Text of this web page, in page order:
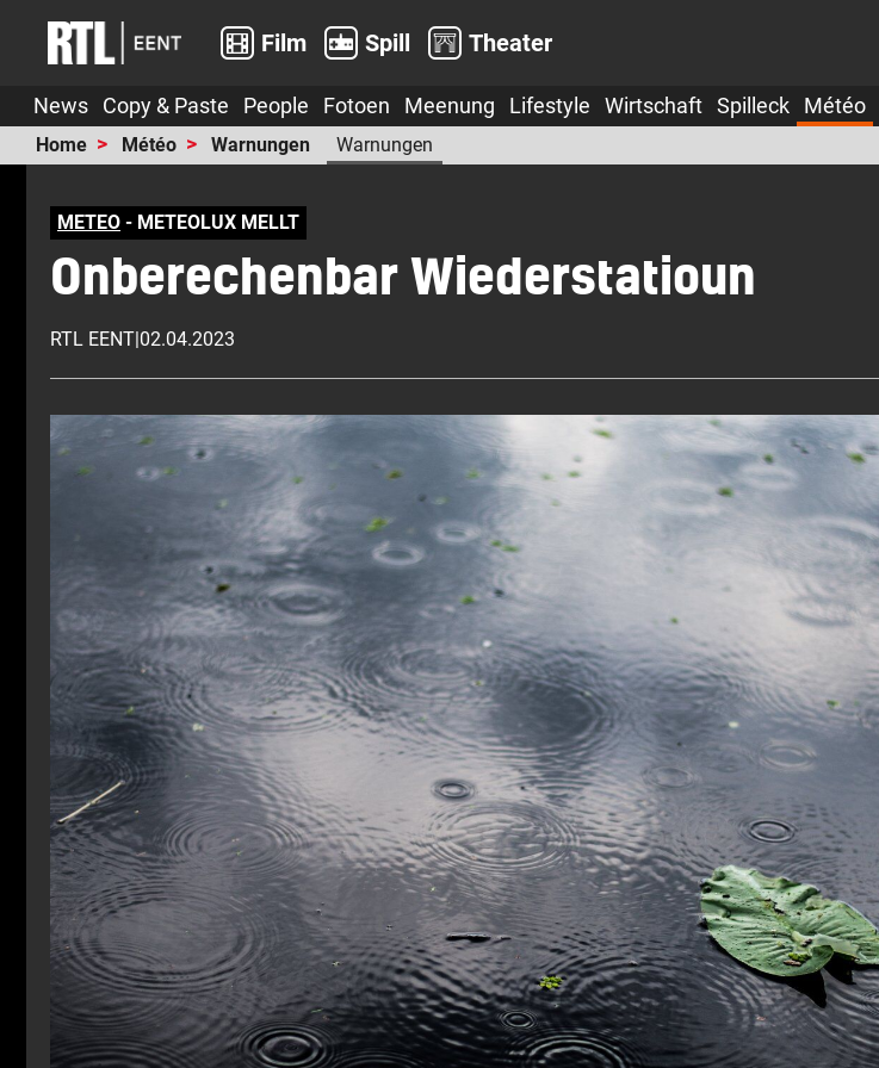
Film Spill Theater
News Copy & Paste People Fotoen Meenung Lifestyle Wirtschaft Spilleck Météo
Home Météo Warnungen Warnungen
METEO - METEOLUX MELLT
Onberechenbar Wiederstatioun
RTL EENT|02.04.2023